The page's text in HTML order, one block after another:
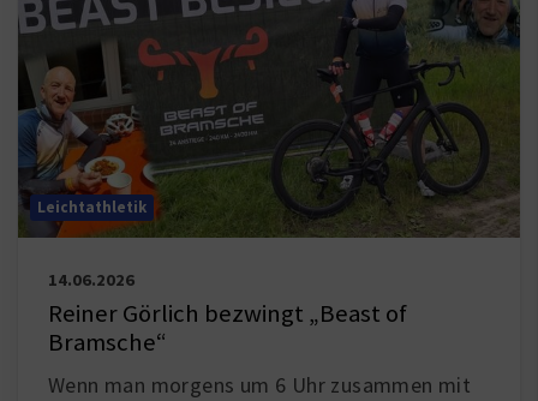
Leichtathletik
14.06.2026
Reiner Görlich bezwingt „Beast of
Bramsche“
Wenn man morgens um 6 Uhr zusammen mit